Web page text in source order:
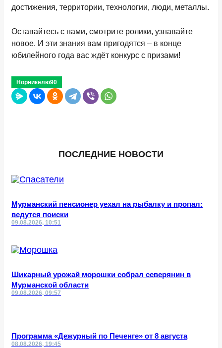
достижения, территории, технологии, люди, металлы.
Оставайтесь с нами, смотрите ролики, узнавайте
новое. И эти знания вам пригодятся – в конце
юбилейного года вас ждёт конкурс с призами!
Норникелю90
ПОСЛЕДНИЕ НОВОСТИ
Мурманский пенсионер уехал на рыбалку и пропал:
ведутся поиски
09.08.2026, 10:51
Шикарный урожай морошки собрал северянин в
Мурманской области
09.08.2026, 09:57
Программа «Дежурный по Печенге» от 8 августа
08.08.2026, 19:45